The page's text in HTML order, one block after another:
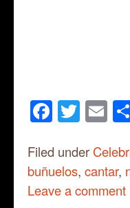
Filed under
buñuelos, cantar,
Leave a comment